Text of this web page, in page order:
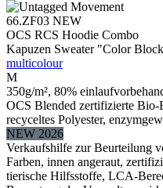
66.ZF03 NEW
OCS RCS Hoodie Combo
Kapuzen Sweater "Color
multicolour
M
350g/m², 80%
OCS Blended zertifizierte
recyceltes Polyester,
NEW 2026
Verkaufshilfe zur Beurteilung
Farben, innen angeraut,
tierische Hilfsstoffe, LCA-